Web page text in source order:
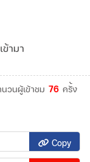
ามา
นวนผู้เข้าชม 76 ครั้ง
Copy